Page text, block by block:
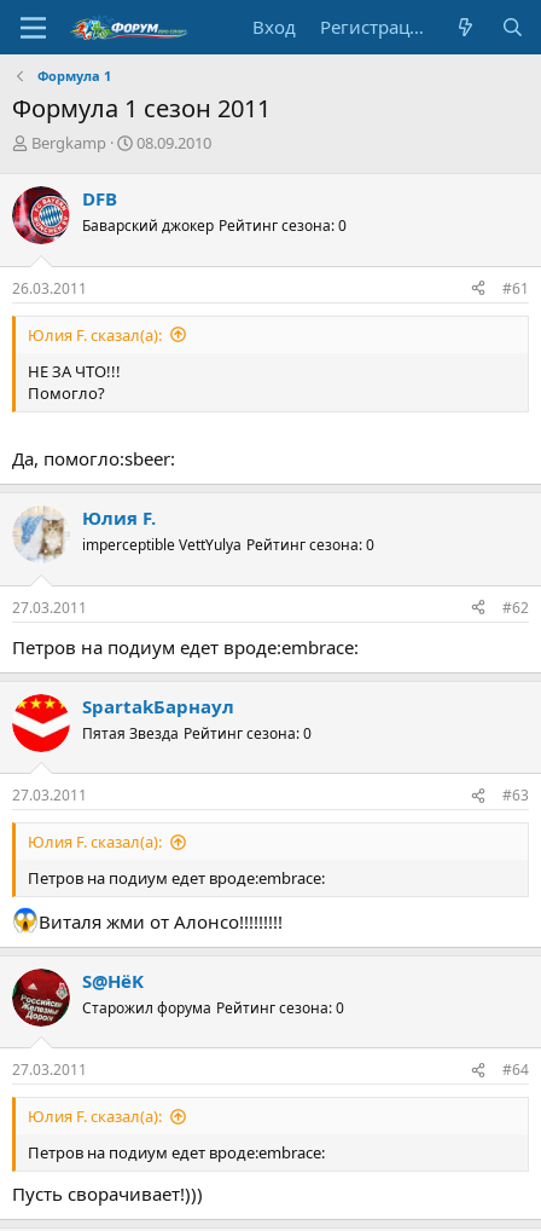
Вход Регистрация
Формула 1
Формула 1 сезон 2011
А
т
о
р
т
е
м
ы
Bergkamp
Д
н
ч
л
а
08.09.2010
DFB
Баварский джокер Рейтинг сезона: 0
26.03.2011 #61
Юлия F. сказал(а):
НЕ ЗА ЧТО!!!
Помогло?
Да, помогло:sbeer:
Юлия F.
imperceptible VettYulya Рейтинг сезона: 0
27.03.2011 #62
Петров на подиум едет вроде:embrace:
SpartakБарнаул
Пятая Звезда Рейтинг сезона: 0
27.03.2011 #63
Юлия F. сказал(а):
Петров на подиум едет вроде:embrace:
Виталя жми от Алонсо!!!!!!!!!
S@HёK
Старожил форума Рейтинг сезона: 0
27.03.2011 #64
Юлия F. сказал(а):
Петров на подиум едет вроде:embrace:
Пусть сворачивает!)))